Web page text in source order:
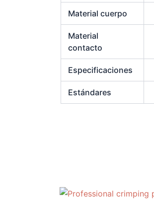
Material cuerpo
Material
contacto
Especificaciones
Estándares